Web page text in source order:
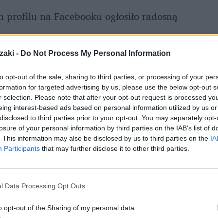
- Do Not Process My Personal Information
opt-out of the sale, sharing to third parties, or processing of your
for targeted advertising by us, please use the below opt-out
selection. Please note that after your opt-out request is processed
interest-based ads based on personal information utilized by us
to third parties prior to your opt-out. You may separately
of your personal information by third parties on the IAB’s list of
This information may also be disclosed by us to third parties on the
Participants that may further disclose it to other third parties.
Data Processing Opt Outs
opt-out of the Sharing of my personal data.
na Facebooku ogłosiło radosną
świat przyszła gereza abisyńska. Młode
śniegową kulkę, a więc można powiedzieć,